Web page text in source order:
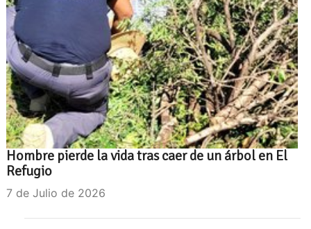
Hombre pierde la vida tras caer de un árbol en El
Refugio
7 de Julio de 2026